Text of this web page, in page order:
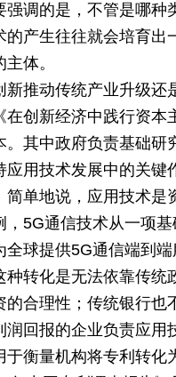
强调的是，不管是哪
产生往往就会培育
体。
新推动传统产业升级
创新经济中践行资
其中政府负责基础
用技术发展中的关
单地说，应用技术是
，5G通信技术从一项
全球提供5G通信端到
种转化是无法依靠传
的合理性；传统银行
回报的企业负责应用
于衡量机构将专利转